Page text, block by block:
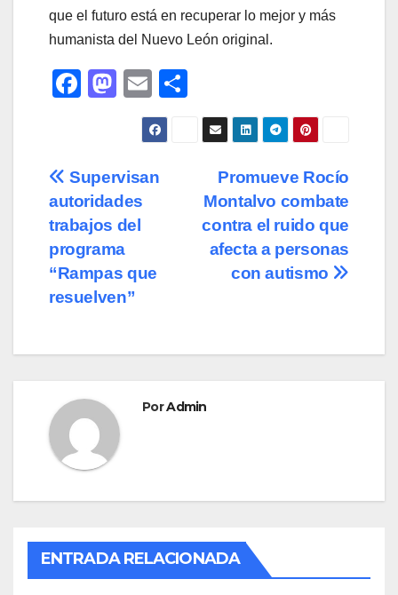
que el futuro está en recuperar lo mejor y más
humanista del Nuevo León original.
F
e
b
o
o
k
M
o
d
o
n
E
m
ail
o
m
ar
tir
Navegación
de
entradas
Promueve Rocío
Montalvo combate
contra el ruido que
afecta a personas
con autismo
Supervisan
autoridades
trabajos del
programa
“Rampas que
resuelven”
PorAdmin
ENTRADA RELACIONADA